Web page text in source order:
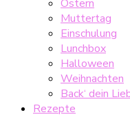
Ostern
Muttertag
Einschulung
Lunchbox
Halloween
Weihnachten
Back‘ dein
Rezepte